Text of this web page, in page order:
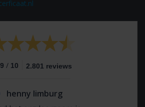
/ 10 2.801 reviews
henny limburg